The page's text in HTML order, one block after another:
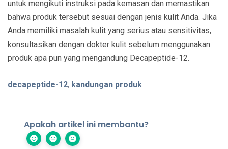
untuk mengikuti instruksi pada kemasan dan memastikan
bahwa produk tersebut sesuai dengan jenis kulit Anda. Jika
Anda memiliki masalah kulit yang serius atau sensitivitas,
konsultasikan dengan dokter kulit sebelum menggunakan
produk apa pun yang mengandung Decapeptide-12.
decapeptide-12, kandungan produk
Apakah artikel ini membantu?